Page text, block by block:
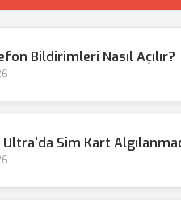
Bildirimleri Nasıl Açılır?
Sim Kart